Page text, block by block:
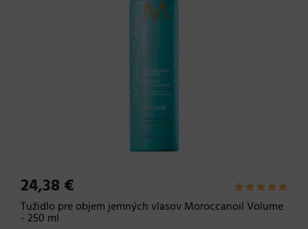
24,38 €
Tužidlo pre objem jemných vlasov Moroccanoil Volume
- 250 ml